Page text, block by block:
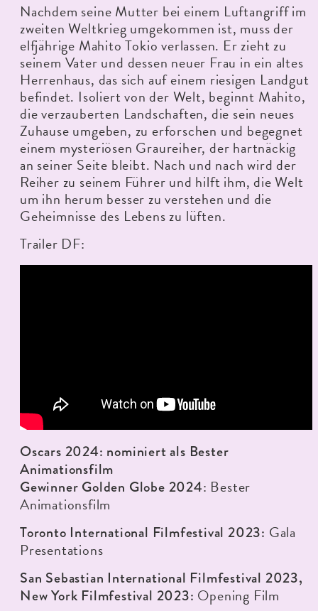
Nachdem seine Mutter bei einem Luftangriff im
zweiten Weltkrieg umgekommen ist, muss der
elfjährige Mahito Tokio verlassen. Er zieht zu
seinem Vater und dessen neuer Frau in ein altes
Herrenhaus, das sich auf einem riesigen Landgut
befindet. Isoliert von der Welt, beginnt Mahito,
die verzauberten Landschaften, die sein neues
Zuhause umgeben, zu erforschen und begegnet
einem mysteriösen Graureiher, der hartnäckig
an seiner Seite bleibt. Nach und nach wird der
Reiher zu seinem Führer und hilft ihm, die Welt
um ihn herum besser zu verstehen und die
Geheimnisse des Lebens zu lüften.
Trailer DF:
Oscars 2024: nominiert als Bester
Animationsfilm
Gewinner Golden Globe 2024: Bester
Animationsfilm
Toronto International Filmfestival 2023: Gala
Presentations
San Sebastian International Filmfestival 2023,
New York Filmfestival 2023: Opening Film